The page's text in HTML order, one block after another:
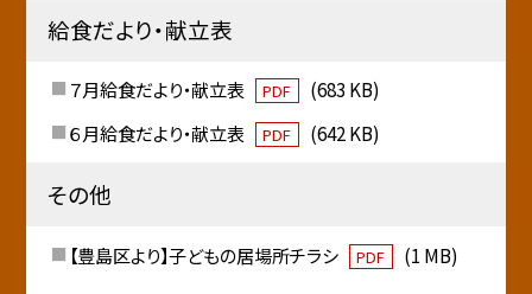
給食だより・献立表
７月給食だより・献立表 PDF
(683 KB)
６月給食だより・献立表
PDF (642 KB)
その他
【豊島区より】子どもの居場所チラシ PDF (1 MB)